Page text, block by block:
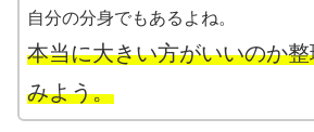
自分の分身でもあるよね。
本当に大きい方がいいのか
みよう。